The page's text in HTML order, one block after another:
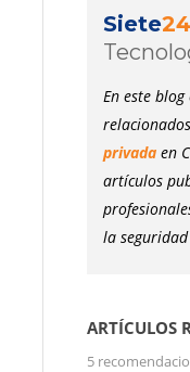
Siete24
En este
privadaen
artículos
la
ARTÍCULOS
5